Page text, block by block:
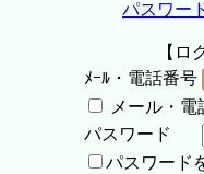
パスワー
【ロ
ﾒｰﾙ・電話番号
メール・
パスワード
パスワード